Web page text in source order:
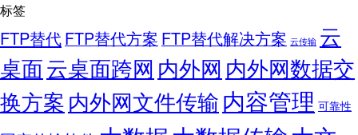
标签
FTP替代FTP替代方案 FTP替代解决方案 云传输 云
桌面云桌面跨网 内外网 内外网数据交
换方案内外网文件传输内容管理 可靠性